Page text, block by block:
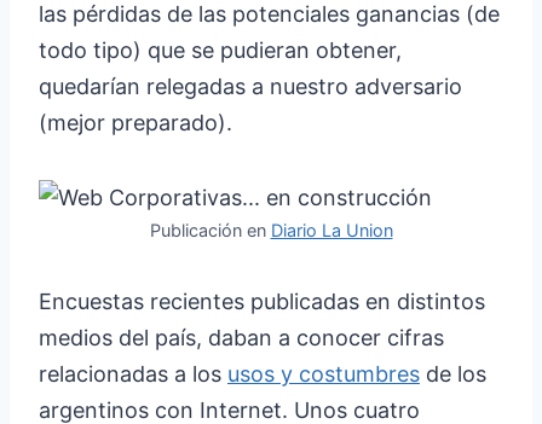
las pérdidas de las potenciales ganancias (de
todo tipo) que se pudieran obtener,
quedarían relegadas a nuestro adversario
(mejor preparado).
Publicación en Diario La Union
Encuestas recientes publicadas en distintos
medios del país, daban a conocer cifras
relacionadas a los usos y costumbres de los
argentinos con Internet. Unos cuatro